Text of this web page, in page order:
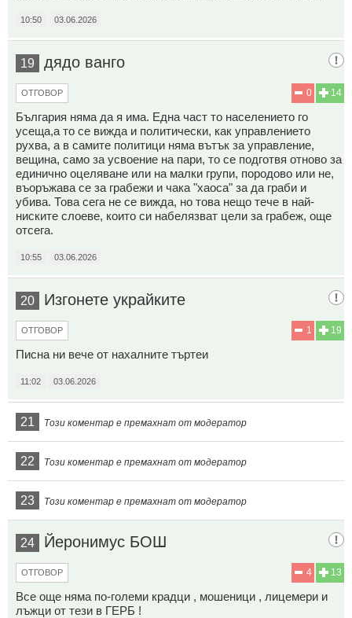
10:50 03.06.2026
19 дядо ванго
14
0
ОТГОВОР
България няма да я има. Една част то населението го
усеща,а то се вижда и политически, как управлението
рухва, а в самите политици няма вътък за управление,
вещина, само за усвоение на пари, то се подготвя отново за
единично оцеляване или на малки групи, породово или не,
въоръжава се за грабежи и чака "хаоса" за да граби и
убива. Това сега не се вижда, но това нещо тече в най-
ниските слоеве, които си набелязват цели за грабеж, още
отсега.
10:55 03.06.2026
20 Изгонете украйките
19
1
ОТГОВОР
Писна ни вече от нахалните търтеи
11:02 03.06.2026
21 Този коментар е премахнат от модератор
22 Този коментар е премахнат от модератор
23 Този коментар е премахнат от модератор
24 Йеронимус БОШ
13
4
ОТГОВОР
Все още няма по-големи крадци , мошеници , лицемери и
лъжци от тези в ГЕРБ !